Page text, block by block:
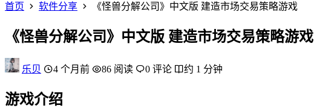
首页 软件分享 《怪兽分解公司》中文版 建造市场交易策略游戏
《怪兽分解公司》中文版 建造市场交易策略游戏
乐贝 4 个月前 86 阅读 0 评论 约 1 分钟
游戏介绍